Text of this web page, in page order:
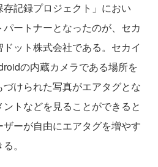
記録プロジェクト」におい
ートナーとなったのが、セカ
ドット株式会社である。セカイ
の内蔵カメラである場所を
けられた写真がエアタグとな
トなどを見ることができると
ーが自由にエアタグを増やす
。